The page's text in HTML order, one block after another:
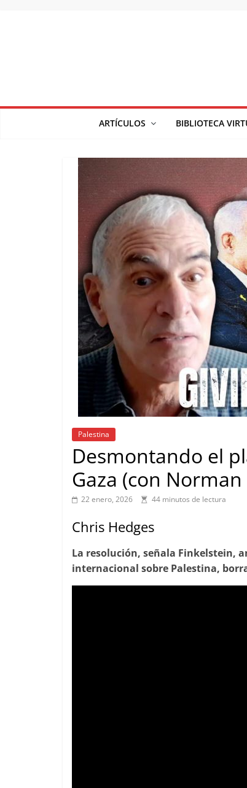
ARTÍCULOS BIBLIOTECA
Palestina
Desmontando el
Gaza (con
22 enero, 2026 44 minutos de lectura
Chris Hedges
La resolución, señala Finkelstein,
internacional sobre Palestina,